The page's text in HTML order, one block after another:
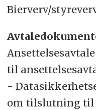
Bierverv/
til
-
om tilslutning til